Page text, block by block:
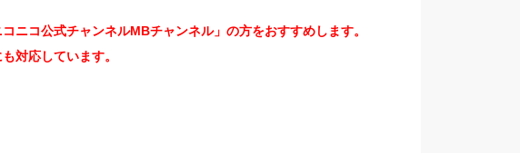
ニコ公式チャンネルMBチャンネル」の方をおすすめします。
対応しています。